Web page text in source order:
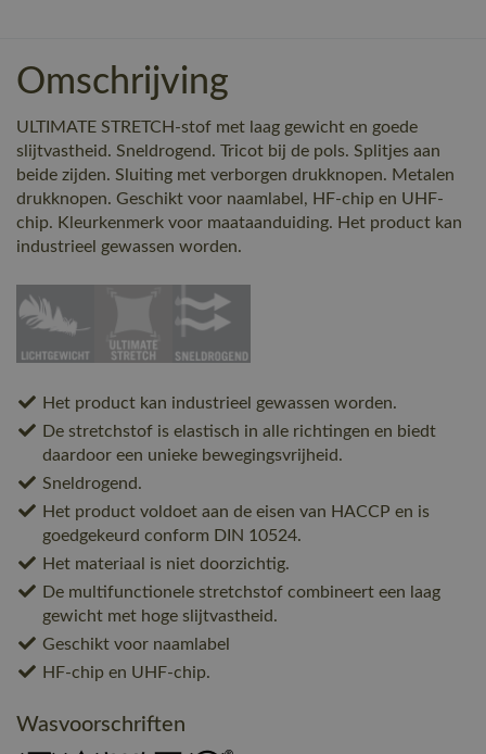
Omschrijving
ULTIMATE STRETCH-stof met laag gewicht en goede
slijtvastheid. Sneldrogend. Tricot bij de pols. Splitjes aan
beide zijden. Sluiting met verborgen drukknopen. Metalen
drukknopen. Geschikt voor naamlabel, HF-chip en UHF-
chip. Kleurkenmerk voor maataanduiding. Het product kan
industrieel gewassen worden.
Het product kan industrieel gewassen worden.
De stretchstof is elastisch in alle richtingen en biedt
daardoor een unieke bewegingsvrijheid.
Sneldrogend.
Het product voldoet aan de eisen van HACCP en is
goedgekeurd conform DIN 10524.
Het materiaal is niet doorzichtig.
De multifunctionele stretchstof combineert een laag
gewicht met hoge slijtvastheid.
Geschikt voor naamlabel
HF-chip en UHF-chip.
Wasvoorschriften